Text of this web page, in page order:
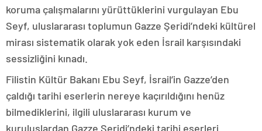
koruma çalışmalarını yürüttüklerini vurgulayan Ebu
Seyf, uluslararası toplumun Gazze Şeridi’ndeki kültürel
mirası sistematik olarak yok eden İsrail karşısındaki
sessizliğini kınadı.
Filistin Kültür Bakanı Ebu Seyf, İsrail’in Gazze’den
çaldığı tarihi eserlerin nereye kaçırıldığını henüz
bilmediklerini, ilgili uluslararası kurum ve
kuruluşlardan Gazze Şeridi’ndeki tarihi eserleri